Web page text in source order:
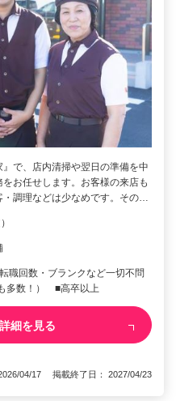
で、店内清掃や翌日の準備を中
お任せします。お客様の来店も
調理などは少なめです。その…
職回数・ブランクなど一切不問
多数！） ■高卒以上
詳細を見る
04/17 掲載終了日： 2027/04/23